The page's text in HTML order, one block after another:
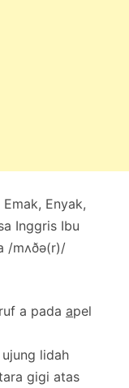
Enyak,
Inggris Ibu
/mʌðə(r)/
a pada apel
lidah
gigi atas